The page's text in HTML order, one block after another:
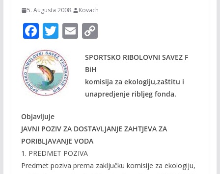
5. Augusta 2008. Kovach
F
ac
e
b
o
o
k
T
itt
er
E
ai
C
p
y
Li
k
SPORTSKO RIBOLOVNI SAVEZ F
BiH
komisija za ekologiju,zaštitu i
unapredjenje ribljeg fonda.
Objavljuje
JAVNI POZIV ZA DOSTAVLJANJE ZAHTJEVA ZA
PORIBLJAVANJE VODA
1. PREDMET POZIVA
Predmet poziva prema zaključku komisije za ekologiju,